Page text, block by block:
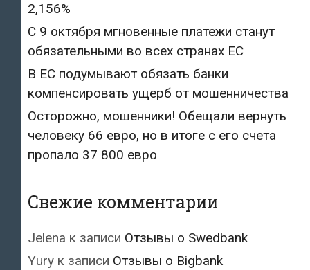
2,156%
С 9 октября мгновенные платежи станут
обязательными во всех странах ЕС
В ЕС подумывают обязать банки
компенсировать ущерб от мошенничества
Осторожно, мошенники! Обещали вернуть
человеку 66 евро, но в итоге с его счета
пропало 37 800 евро
Свежие комментарии
Jelena к записи Отзывы о Swedbank
Yury к записи Отзывы о Bigbank